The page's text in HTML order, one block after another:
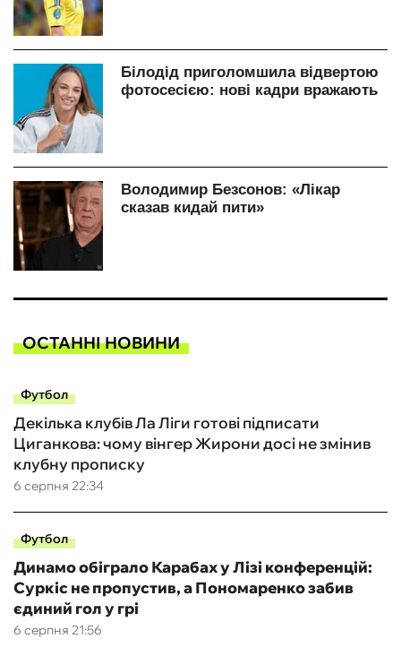
ОСТАННІ НОВИНИ
Футбол
6 серпня 22:34
Декілька клубів Ла Ліги готові підписати
Циганкова: чому вінгер Жирони досі не змінив
клубну прописку
Футбол
6 серпня 21:56
Динамо обіграло Карабах у Лізі конференцій:
Суркіс не пропустив, а Пономаренко забив
єдиний гол у грі